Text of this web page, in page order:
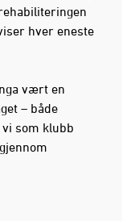
hver eneste
vært en
– både
som klubb